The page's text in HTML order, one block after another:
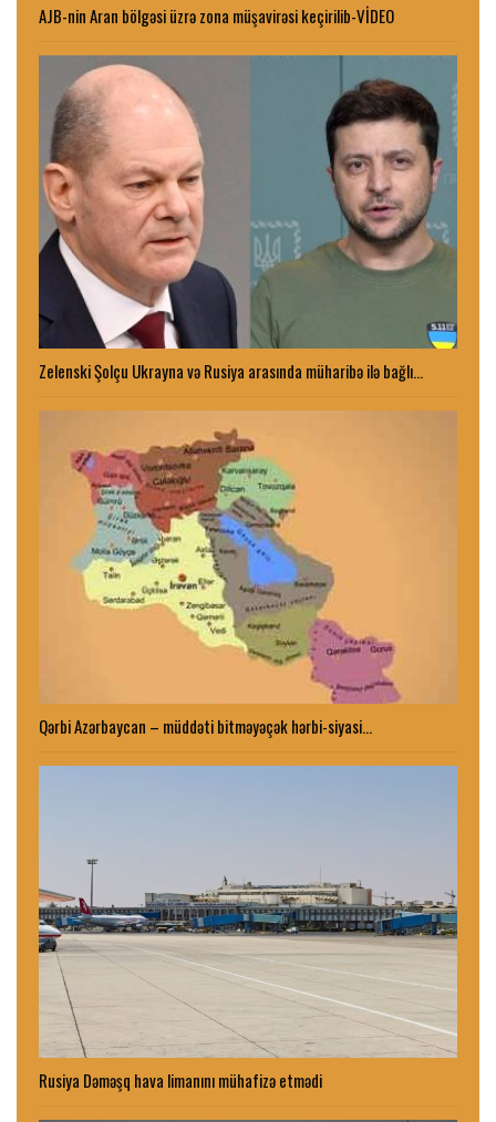
AJB-nin Aran bölgəsi üzrə zona müşavirəsi keçirilib-VİDEO
Zelenski Şolçu Ukrayna və Rusiya arasında müharibə ilə bağlı…
Qərbi Azərbaycan – müddəti bitməyəçək hərbi-siyasi…
Rusiya Dəməşq hava limanını mühafizə etmədi